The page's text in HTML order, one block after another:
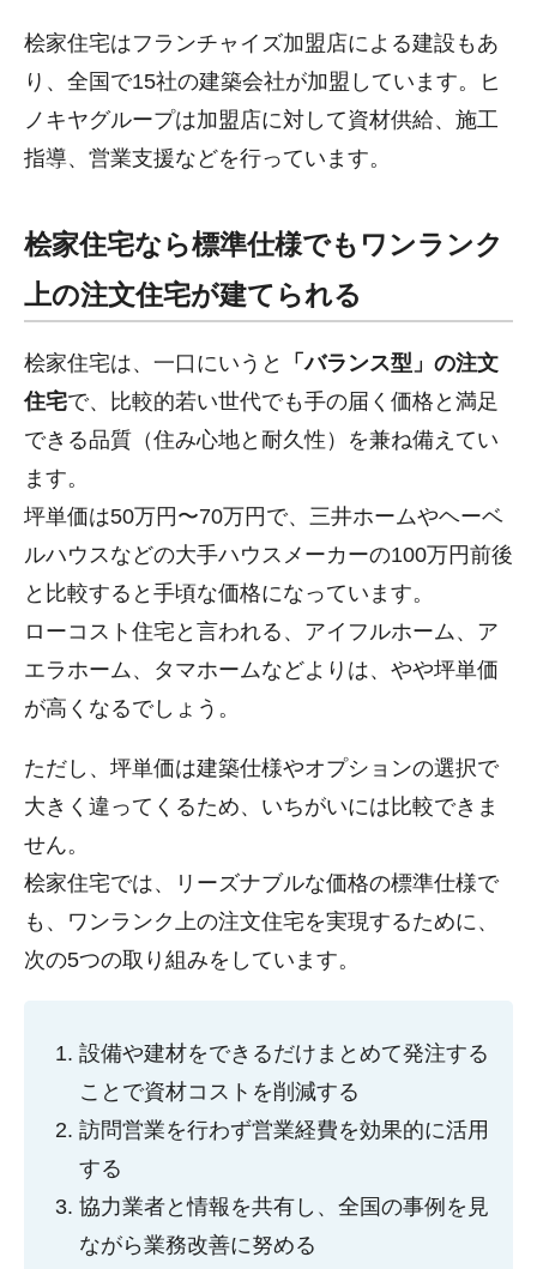
桧家住宅はフランチャイズ加盟店による建設もあ
り、全国で15社の建築会社が加盟しています。ヒ
ノキヤグループは加盟店に対して資材供給、施工
指導、営業支援などを行っています。
桧家住宅なら標準仕様でもワンランク
上の注文住宅が建てられる
桧家住宅は、一口にいうと
「バランス型」の注文
住宅で、比較的若い世代でも手の届く価格と満足
できる品質（住み心地と耐久性）を兼ね備えてい
ます。
坪単価は50万円〜70万円で、三井ホームやヘーベ
ルハウスなどの大手ハウスメーカーの100万円前後
と比較すると手頃な価格になっています。
ローコスト住宅と言われる、アイフルホーム、ア
エラホーム、タマホームなどよりは、やや坪単価
が高くなるでしょう。
ただし、坪単価は建築仕様やオプションの選択で
大きく違ってくるため、いちがいには比較できま
せん。
桧家住宅では、リーズナブルな価格の標準仕様で
も、ワンランク上の注文住宅を実現するために、
次の5つの取り組みをしています。
設備や建材をできるだけまとめて発注する
ことで資材コストを削減する
訪問営業を行わず営業経費を効果的に活用
する
協力業者と情報を共有し、全国の事例を見
ながら業務改善に努める